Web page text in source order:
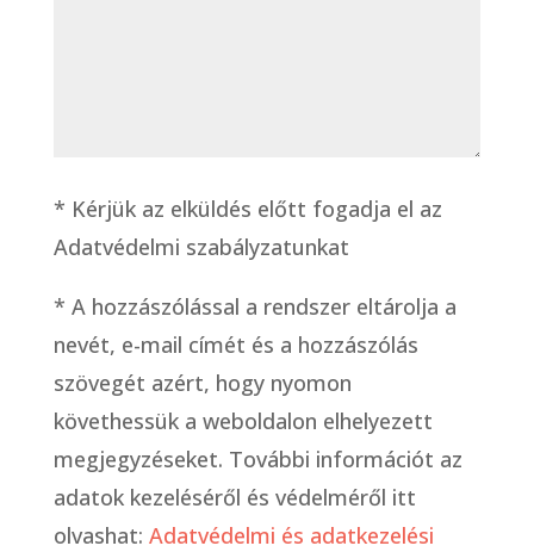
* Kérjük az elküldés előtt fogadja el az
Adatvédelmi szabályzatunkat
* A hozzászólással a rendszer eltárolja a
nevét, e-mail címét és a hozzászólás
szövegét azért, hogy nyomon
követhessük a weboldalon elhelyezett
megjegyzéseket. További információt az
adatok kezeléséről és védelméről itt
olvashat: Adatvédelmi és adatkezelési